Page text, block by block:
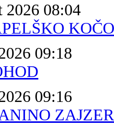
2026 08:04
KOČO
09:18
09:16